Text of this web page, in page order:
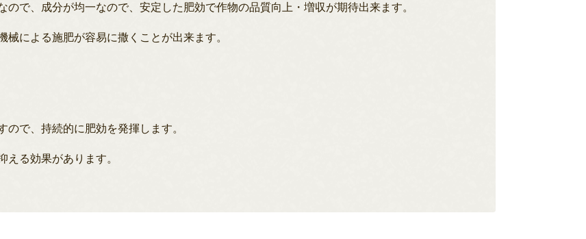
ので、成分が均一なので、安定した肥効で作物の品質向上・増収が期待出来ます。
による施肥が容易に撒くことが出来ます。
で、持続的に肥効を発揮します。
える効果があります。